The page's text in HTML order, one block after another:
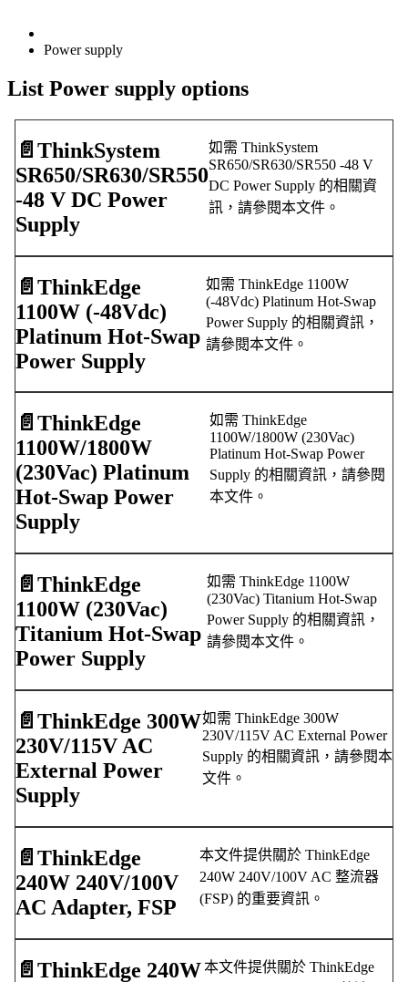
Power supply
List Power supply options
📄️ ThinkSystem
SR650/SR630/SR550
-48 V DC Power
Supply
如需 ThinkSystem
SR650/SR630/SR550 -48 V
DC Power Supply 的相關資
訊，請參閱本文件。
📄️ ThinkEdge
1100W (-48Vdc)
Platinum Hot-Swap
Power Supply
如需 ThinkEdge 1100W
(-48Vdc) Platinum Hot-Swap
Power Supply 的相關資訊，
請參閱本文件。
📄️ ThinkEdge
1100W/1800W
(230Vac) Platinum
Hot-Swap Power
Supply
如需 ThinkEdge
1100W/1800W (230Vac)
Platinum Hot-Swap Power
Supply 的相關資訊，請參閱
本文件。
📄️ ThinkEdge
1100W (230Vac)
Titanium Hot-Swap
Power Supply
如需 ThinkEdge 1100W
(230Vac) Titanium Hot-Swap
Power Supply 的相關資訊，
請參閱本文件。
📄️ ThinkEdge 300W
230V/115V AC
External Power
Supply
如需 ThinkEdge 300W
230V/115V AC External Power
Supply 的相關資訊，請參閱本
文件。
📄️ ThinkEdge
240W 240V/100V
AC Adapter, FSP
本文件提供關於 ThinkEdge
240W 240V/100V AC 整流器
(FSP) 的重要資訊。
📄️ ThinkEdge 240W本文件提供關於 ThinkEdge